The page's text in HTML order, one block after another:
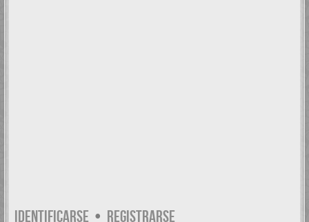
IDENTIFICARSE • REGISTRARSE